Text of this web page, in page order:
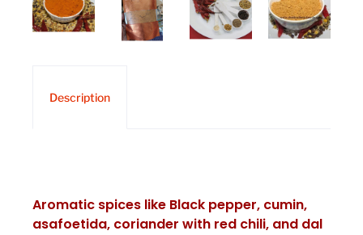
Description
Aromatic spices like Black pepper, cumin,
asafoetida, coriander with red chili, and dal